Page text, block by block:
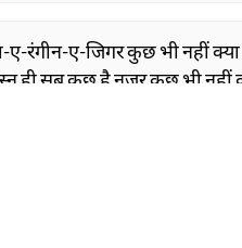
रंगीन-ए-जिगर कुछ भी नहीं क्या
ही सब कुछ है नज़र कुछ भी नहीं